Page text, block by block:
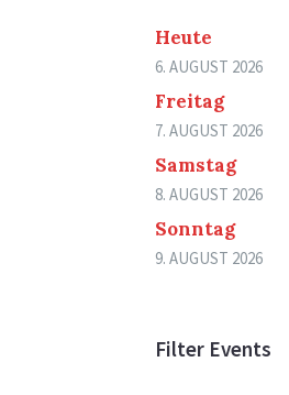
Heute
6. AUGUST 2026
Freitag
7. AUGUST 2026
Samstag
8. AUGUST 2026
Sonntag
9. AUGUST 2026
Filter Events